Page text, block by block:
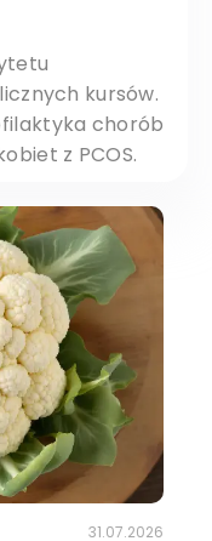
kursów.
chorób
z PCOS.
31.07.2026